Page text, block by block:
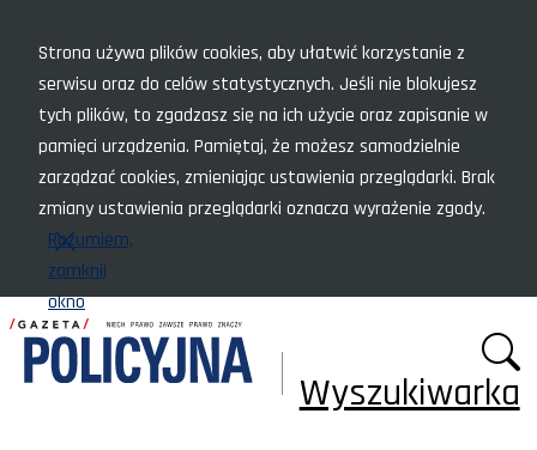
Strona używa plików cookies, aby ułatwić korzystanie z
serwisu oraz do celów statystycznych. Jeśli nie blokujesz
tych plików, to zgadzasz się na ich użycie oraz zapisanie w
pamięci urządzenia. Pamiętaj, że możesz samodzielnie
zarządzać cookies, zmieniając ustawienia przeglądarki. Brak
zmiany ustawienia przeglądarki oznacza wyrażenie zgody.
Rozumiem,
zamknij
okno
Wyszukiwarka